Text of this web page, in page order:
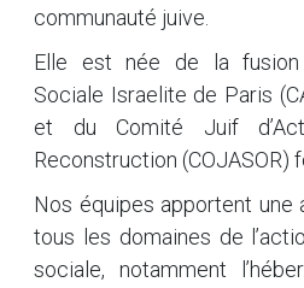
communauté juive.
Elle est née de la fusion
Sociale Israelite de Paris
et du Comité Juif
Reconstruction (COJASOR)
Nos équipes apportent une
tous les domaines de
sociale, notamment